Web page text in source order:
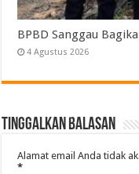
BPBD Sanggau
4 Agustus 2026
Tinggalkan Balasan
Alamat email Anda tidak
*